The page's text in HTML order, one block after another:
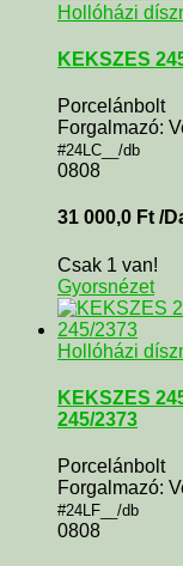
Hollóházi
KEKSZES
Porcelánbolt
Forgalmazó:
#24LC__/db
0808
31 000,0 Ft /
Csak 1 van!
Gyorsnézet
Hollóházi
KEKSZES
245/2373
Porcelánbolt
Forgalmazó:
#24LF__/db
0808